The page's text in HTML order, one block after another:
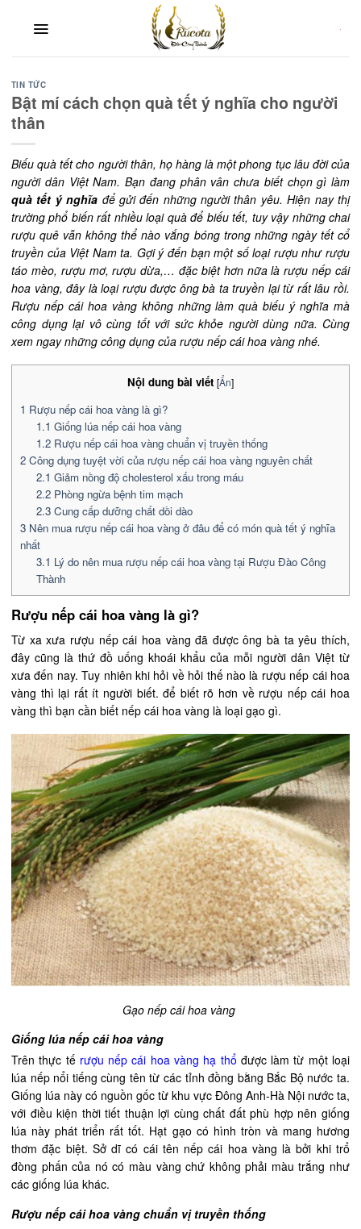
TIN TỨC
Bật mí cách chọn quà tết ý nghĩa cho người
thân
Biếu quà tết cho người thân, họ hàng là một phong tục lâu đời của
người dân Việt Nam. Bạn đang phân vân chưa biết chọn gì làm
quà tết ý nghĩa để gửi đến những người thân yêu. Hiện nay thị
trường phổ biến rất nhiều loại quà để biếu tết, tuy vậy những chai
rượu quê vẫn không thể nào vắng bóng trong những ngày tết cổ
truyền của Việt Nam ta. Gợi ý đến bạn một số loại rượu như rượu
táo mèo, rượu mơ, rượu dừa,… đặc biệt hơn nữa là rượu nếp cái
hoa vàng, đây là loại rượu được ông bà ta truyền lại từ rất lâu rồi.
Rượu nếp cái hoa vàng không những làm quà biếu ý nghĩa mà
công dụng lại vô cùng tốt với sức khỏe người dùng nữa. Cùng
xem ngay những công dụng của rượu nếp cái hoa vàng nhé.
Nội dung bài viết [Ẩn]
1 Rượu nếp cái hoa vàng là gì?
1.1 Giống lúa nếp cái hoa vàng
1.2Rượu nếp cái hoa vàng chuẩn vị truyền thống
2 Công dụng tuyệt vời của rượu nếp cái hoa vàng nguyên chất
2.1 Giảm nồng độ cholesterol xấu trong máu
2.2Phòng ngừa bệnh tim mạch
2.3Cung cấp dưỡng chất dồi dào
3 Nên mua rượu nếp cái hoa vàng ở đâu để có món quà tết ý nghĩa
nhất
3.1 Lý do nên mua rượu nếp cái hoa vàng tại Rượu Đào Công
Thành
Rượu nếp cái hoa vàng là gì?
Từ xa xưa rượu nếp cái hoa vàng đã được ông bà ta yêu thích,
đây cũng là thứ đồ uống khoái khẩu của mỗi người dân Việt từ
xưa đến nay. Tuy nhiên khi hỏi về hỏi thế nào là rượu nếp cái hoa
vàng thì lại rất ít người biết. để biết rõ hơn về rượu nếp cái hoa
vàng thì bạn cần biết nếp cái hoa vàng là loại gạo gì.
Gạo nếp cái hoa vàng
Giống lúa nếp cái hoa vàng
Trên thực tế rượu nếp cái hoa vàng hạ thổ được làm từ một loại
lúa nếp nổi tiếng cùng tên từ các tỉnh đồng bằng Bắc Bộ nước ta.
Giống lúa này có nguồn gốc từ khu vực Đông Anh-Hà Nội nước ta,
với điều kiện thời tiết thuận lợi cùng chất đất phù hợp nên giống
lúa này phát triển rất tốt. Hạt gạo có hình tròn và mang hương
thơm đặc biệt. Sở dĩ có cái tên nếp cái hoa vàng là bởi khi trổ
đòng phấn của nó có màu vàng chứ không phải màu trắng như
các giống lúa khác.
Rượu nếp cái hoa vàng chuẩn vị truyền thống